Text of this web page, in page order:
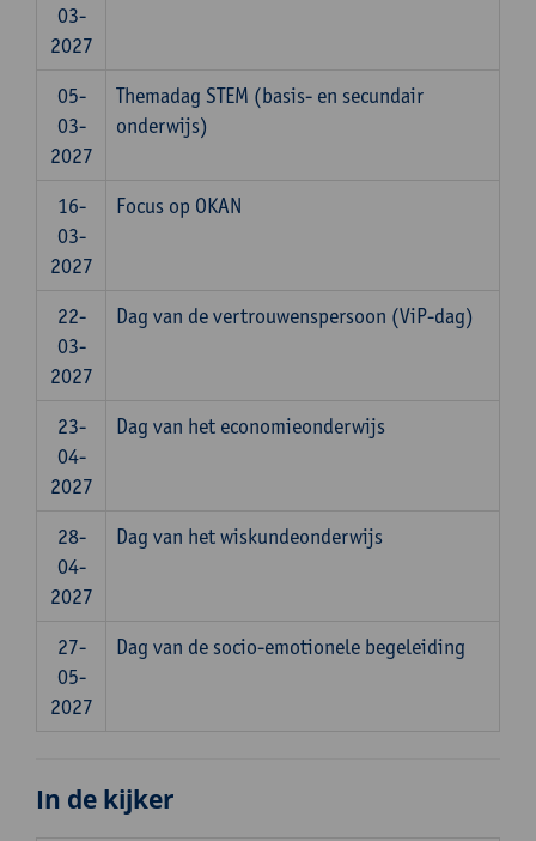
03-
2027
05-
03-
2027
Themadag STEM (basis- en secundair
onderwijs)
16-
03-
2027
Focus op OKAN
22-
03-
2027
Dag van de vertrouwenspersoon (ViP-dag)
23-
04-
2027
Dag van het economieonderwijs
28-
04-
2027
Dag van het wiskundeonderwijs
27-
05-
2027
Dag van de socio-emotionele begeleiding
In de kijker